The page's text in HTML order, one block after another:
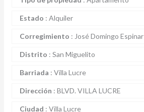
Estado : Alquiler
Corregimiento : José Domingo Espinar
Distrito : San Miguelito
Barriada : Villa Lucre
Dirección : BLVD. VILLA LUCRE
Ciudad : Villa Lucre